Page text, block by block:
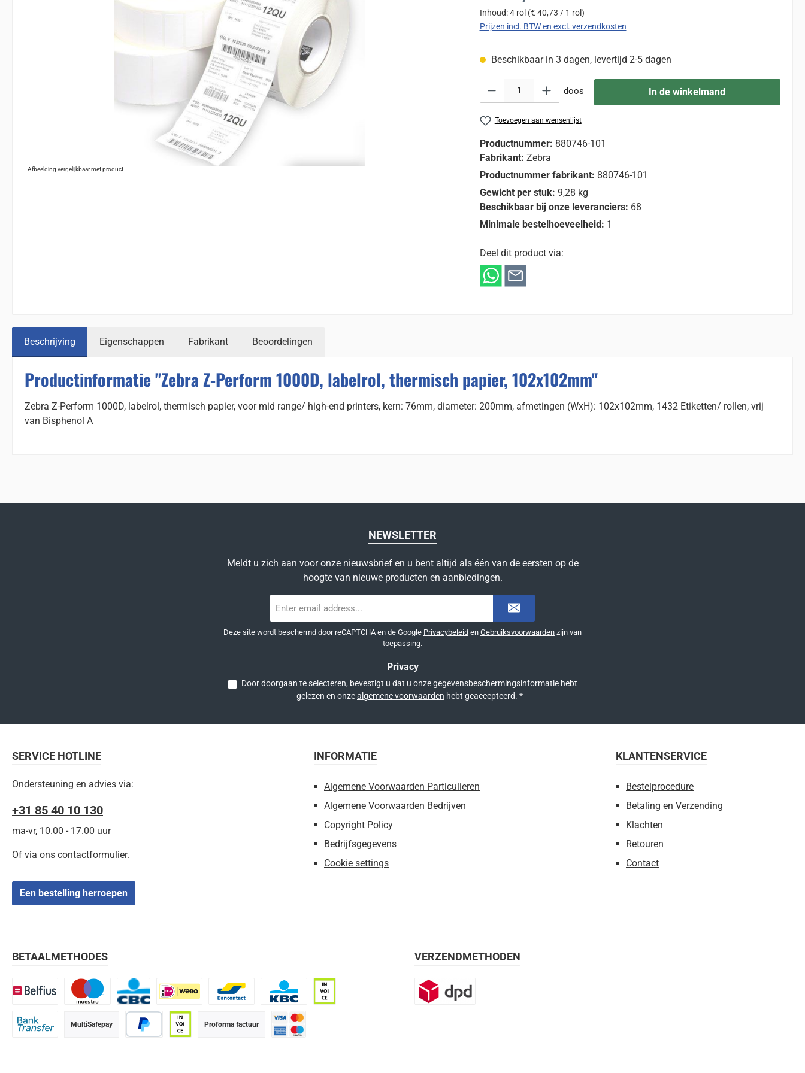
Afbeelding vergelijkbaar met product
Inhoud:4 rol (€ 40,73 / 1 rol)
Prijzen incl. BTW en excl. verzendkosten
Beschikbaar in 3 dagen, levertijd 2-5 dagen
Producthoeveelheid: Voer de gewenste hoeveelheid in of gebruik de knoppen om de
doos In de winkelmand
Toevoegen aan wensenlijst
Productnummer: 880746-101
Fabrikant: Zebra
Productnummer fabrikant: 880746-101
Gewicht per stuk: 9,28 kg
Beschikbaar bij onze leveranciers: 68
Minimale bestelhoeveelheid: 1
Deel dit product via:
Beschrijving Eigenschappen Fabrikant Beoordelingen
Productinformatie "Zebra Z-Perform 1000D, labelrol, thermisch papier, 102x102mm"
Zebra Z-Perform 1000D, labelrol, thermisch papier, voor mid range/ high-end printers, kern: 76mm, diameter: 200mm, afmetingen (WxH): 102x102mm, 1432 Etiketten/ rollen, vrij
van Bisphenol A
NEWSLETTER
Meldt u zich aan voor onze nieuwsbrief en u bent altijd als één van de eersten op de
hoogte van nieuwe producten en aanbiedingen.
mailadres
Deze site wordt beschermd door reCAPTCHA en de Google Privacybeleid en Gebruiksvoorwaarden zijn van
toepassing.
Privacy
Door doorgaan te selecteren, bevestigt u dat u onzegegevensbeschermingsinformatie hebt
gelezen en onzealgemene voorwaarden hebt geaccepteerd. *
SERVICE HOTLINE
Ondersteuning en advies via:
+31 85 40 10 130
ma-vr, 10.00 - 17.00 uur
Of via ons contactformulier.
Een bestelling herroepen
INFORMATIE
Algemene Voorwaarden Particulieren
Algemene Voorwaarden Bedrijven
Copyright Policy
Bedrijfsgegevens
Cookie settings
KLANTENSERVICE
Bestelprocedure
Betaling en Verzending
Klachten
Retouren
Contact
BETAALMETHODES
iDEAL | Wero
MultiSafepay Proforma factuur
CBC
VERZENDMETHODEN